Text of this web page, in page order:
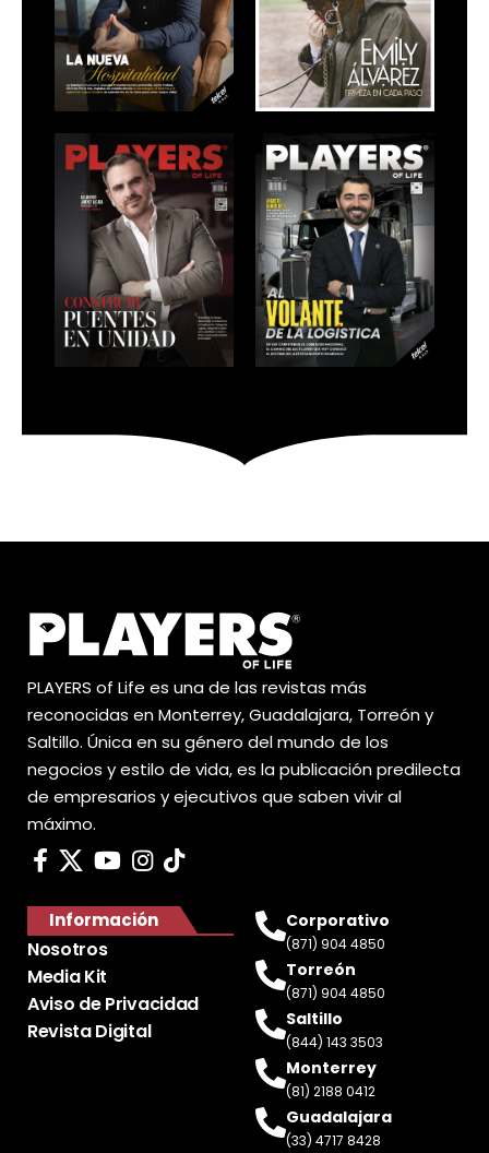
PLAYERS of Life es una de las revistas más
reconocidas en Monterrey, Guadalajara, Torreón y
Saltillo. Única en su género del mundo de los
negocios y estilo de vida, es la publicación predilecta
de empresarios y ejecutivos que saben vivir al
máximo.
Información
Nosotros
Media Kit
Aviso de Privacidad
Revista Digital
Corporativo
(871) 904 4850
Torreón
(871) 904 4850
Saltillo
(844) 143 3503
Monterrey
(81) 2188 0412
Guadalajara
(33) 4717 8428